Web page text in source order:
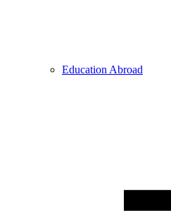
Education Abroad